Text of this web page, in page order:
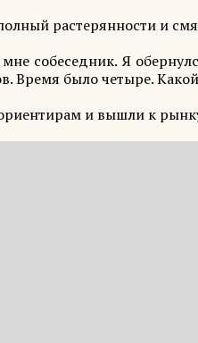
растерянности и
собеседник. Я
Время было четыре.
и вышли к